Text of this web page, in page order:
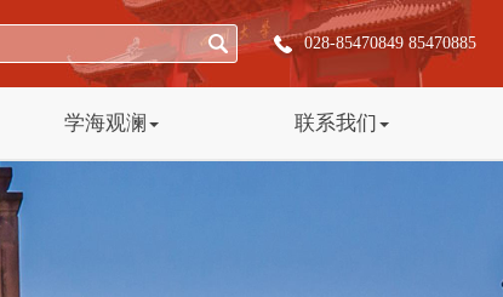
028-85470849 85470885
学海观澜 联系我们